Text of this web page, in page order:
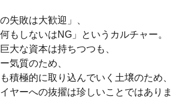
失敗は大歓迎」、
もしないはNG」というカルチャー。
大な資本は持ちつつも、
気質のため、
積極的に取り込んでいく土壌のため、
ヤーへの抜擢は珍しいことではありま